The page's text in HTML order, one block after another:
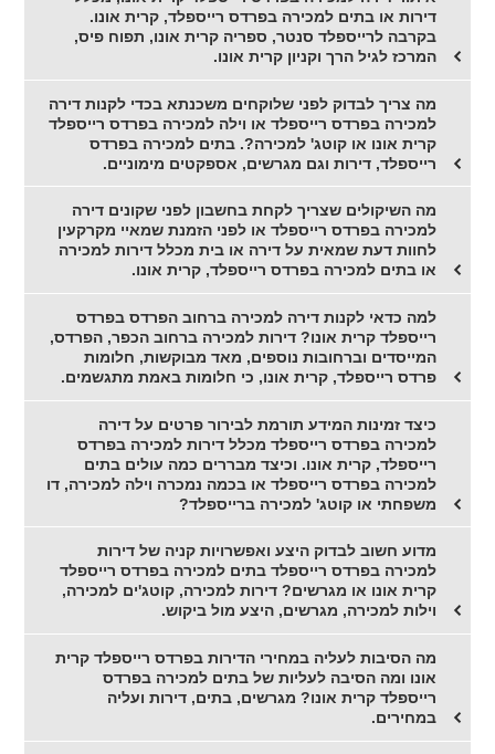
דירות או בתים למכירה בפרדס רייספלד, קרית אונו.
בקרבה לרייספלד סנטר, ספריה קרית אונו, תפוח פיס,
המרכז לגיל הרך וקניון קרית אונו.
מה צריך לבדוק לפני שלוקחים משכנתא בכדי לקנות דירה
למכירה בפרדס רייספלד או וילה למכירה בפרדס רייספלד
קרית אונו או קוטג' למכירה?. בתים למכירה בפרדס
רייספלד, דירות וגם מגרשים, אספקטים מימוניים.
מה השיקולים שצריך לקחת בחשבון לפני שקונים דירה
למכירה בפרדס רייספלד או לפני הזמנת שמאיי מקרקעין
לחוות דעת שמאית על דירה או בית מכלל דירות למכירה
או בתים למכירה בפרדס רייספלד, קרית אונו.
למה כדאי לקנות דירה למכירה ברחוב הפרדס בפרדס
רייספלד קרית אונו? דירות למכירה ברחוב הכפר, הפרדס,
המייסדים וברחובות נוספים, מאד מבוקשות, חלומות
פרדס רייספלד, קרית אונו, כי חלומות באמת מתגשמים.
כיצד זמינות המידע תורמת לבירור פרטים על דירה
למכירה בפרדס רייספלד מכלל דירות למכירה בפרדס
רייספלד, קרית אונו. וכיצד מבררים כמה עולים בתים
למכירה בפרדס רייספלד או בכמה נמכרה וילה למכירה, דו
משפחתי או קוטג' למכירה ברייספלד?
מדוע חשוב לבדוק היצע ואפשרויות קניה של דירות
למכירה בפרדס רייספלד בתים למכירה בפרדס רייספלד
קרית אונו או מגרשים? דירות למכירה, קוטג'ים למכירה,
וילות למכירה, מגרשים, היצע מול ביקוש.
מה הסיבות לעליה במחירי הדירות בפרדס רייספלד קרית
אונו ומה הסיבה לעליות של בתים למכירה בפרדס
רייספלד קרית אונו? מגרשים, בתים, דירות ועליה
במחירים.